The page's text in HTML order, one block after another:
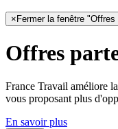
×Fermer la fenêtre "Offres
Offres
France Travail améliore
vous proposant plus
En savoir plus